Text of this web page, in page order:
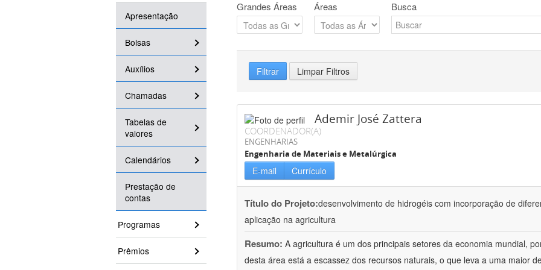
Apresentação
Bolsas
Auxílios
Chamadas
Tabelas de
valores
Calendários
Prestação de
contas
Programas
Prêmios
Grandes Áreas Áreas Busca
Filtrar Limpar Filtros
Ademir José Zattera
COORDENADOR(A)
ENGENHARIAS
Engenharia de Materiais e Metalúrgica
E-mail Currículo
Título do Projeto:desenvolvimento de hidrogéis com incorporação de
aplicação na agricultura
Resumo: A agricultura é um dos principais setores da economia mundial,
desta área está a escassez dos recursos naturais, o que leva a uma maior